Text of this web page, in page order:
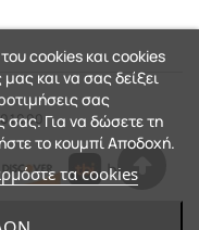
cookies και cookies
μας και να σας δείξει
σας
σας. Για να δώσετε τη
το κουμπί Αποδοχή.
τα cookies